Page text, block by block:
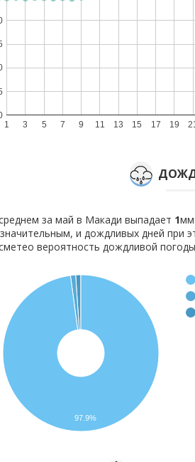
1 3 5 7 9 11 13 15 17 19
за май в Макади выпадает 1мм
и дождливых дней при
вероятность дождливой
97.9%